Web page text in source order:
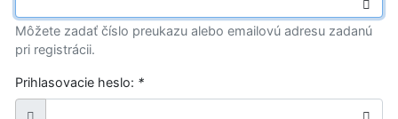
Môžete zadať číslo preukazu alebo emailovú adresu zadanú
pri registrácii.
Prihlasovacie heslo: *